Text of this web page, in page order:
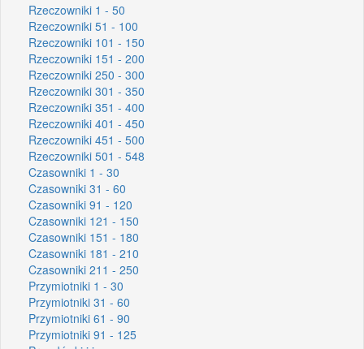
Rzeczowniki 1 - 50
Rzeczowniki 51 - 100
Rzeczowniki 101 - 150
Rzeczowniki 151 - 200
Rzeczowniki 250 - 300
Rzeczowniki 301 - 350
Rzeczowniki 351 - 400
Rzeczowniki 401 - 450
Rzeczowniki 451 - 500
Rzeczowniki 501 - 548
Czasowniki 1 - 30
Czasowniki 31 - 60
Czasowniki 91 - 120
Czasowniki 121 - 150
Czasowniki 151 - 180
Czasowniki 181 - 210
Czasowniki 211 - 250
Przymiotniki 1 - 30
Przymiotniki 31 - 60
Przymiotniki 61 - 90
Przymiotniki 91 - 125